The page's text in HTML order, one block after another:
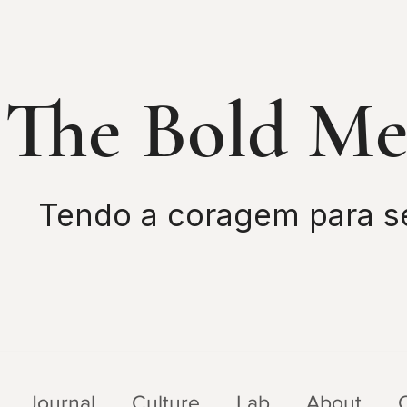
Tendo a coragem para
The Bold
Journal Culture Lab About